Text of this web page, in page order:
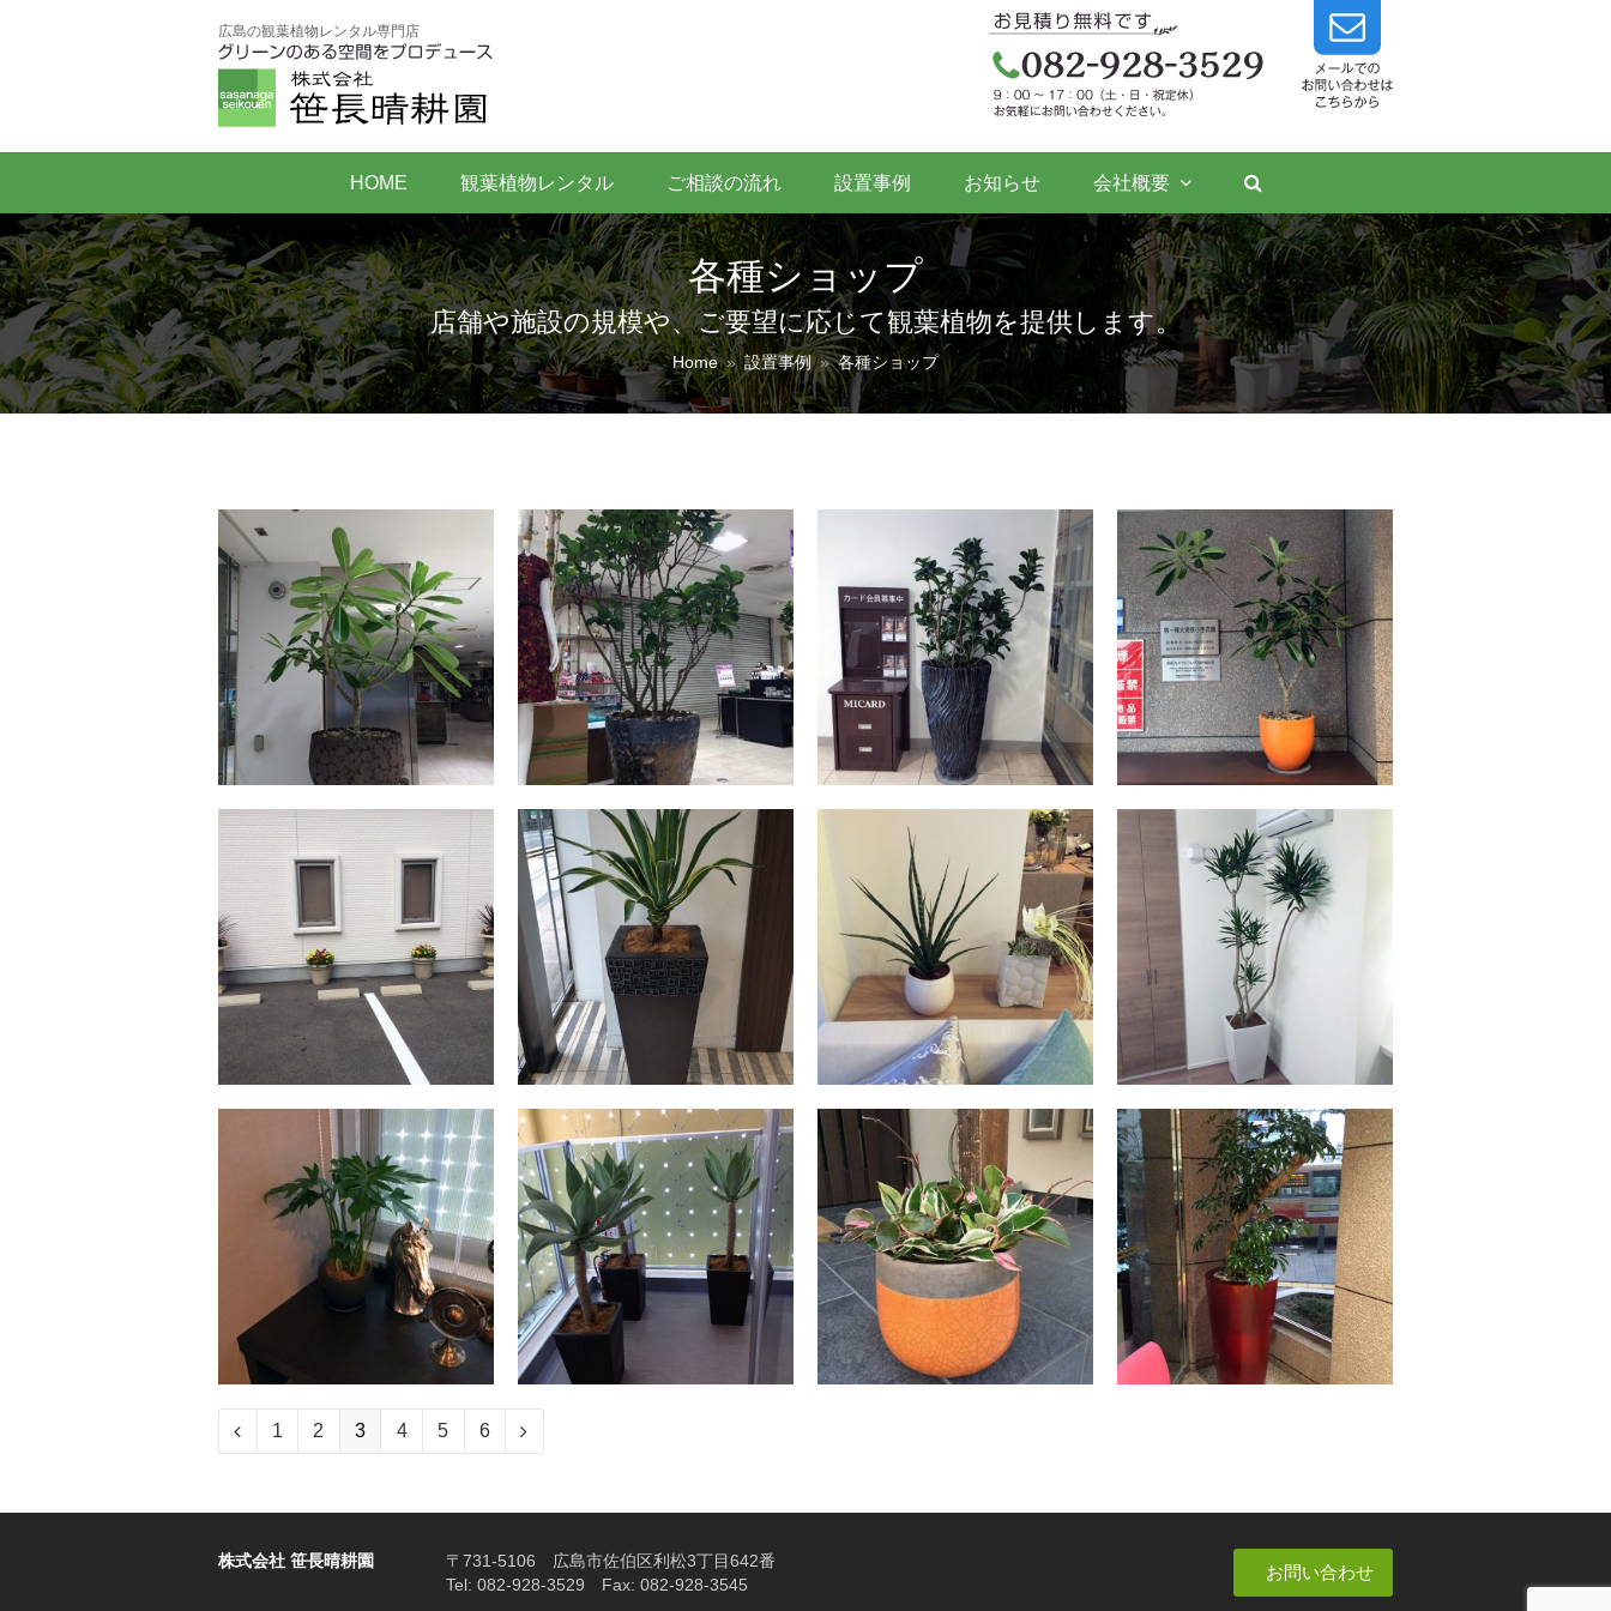
広島の観葉植物レンタル専門店
HOME 観葉植物レンタル ご相談の流れ 設置事例 お知らせ 会社概要
各種ショップ
店舗や施設の規模や、ご要望に応じて観葉植物を提供します。
Home»設置事例»各種ショップ
PreviousPage
1 Page
2 Page
3 Page
4 Page
5 Page
6 Next
株式会社 笹長晴耕園
〒731-5106 広島市佐伯区利松3丁目642番
Tel: 082-928-3529 Fax: 082-928-3545
お問い合わせ